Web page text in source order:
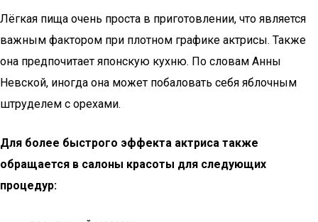
Лёгкая пища очень проста в приготовлении, что является
важным фактором при плотном графике актрисы. Также
она предпочитает японскую кухню. По словам Анны
Невской, иногда она может побаловать себя яблочным
штруделем с орехами.
Для более быстрого эффекта актриса также
обращается в салоны красоты для следующих
процедур: